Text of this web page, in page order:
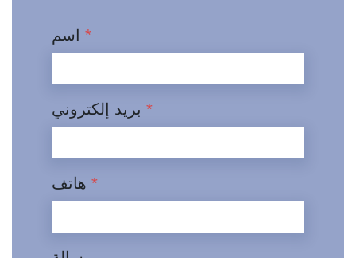
*
*
*